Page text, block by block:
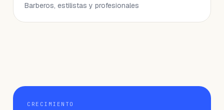
Barberos, estilistas y profesionales
CRECIMIENTO